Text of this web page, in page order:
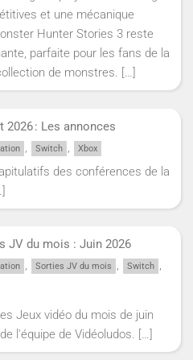
et une mécanique
Hunter Stories 3 reste
parfaite pour les fans de la
de monstres. […]
2026 : Les annonces
, Switch , Xbox
des conférences de la
JV du mois : Juin 2026
, Sorties JV du mois , Switch ,
Jeux vidéo du mois de juin
l'équipe de Vidéoludos. […]